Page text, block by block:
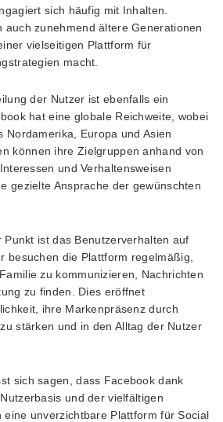
sich häufig mit Inhalten.
auch zunehmend ältere Generationen
vielseitigen Plattform für
macht.
der Nutzer ist ebenfalls ein
hat eine globale Reichweite, wobei
Nordamerika, Europa und Asien
können ihre Zielgruppen anhand von
und Verhaltensweisen
gezielte Ansprache der gewünschten
Punkt ist das Benutzerverhalten auf
besuchen die Plattform regelmäßig,
zu kommunizieren, Nachrichten
zu finden. Dies eröffnet
ihre Markenpräsenz durch
stärken und in den Alltag der Nutzer
sich sagen, dass Facebook dank
und der vielfältigen
eine unverzichtbare Plattform für Social